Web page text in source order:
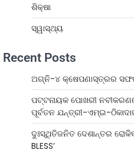
ଶିକ୍ଷା
ସ୍ୱାସ୍ଥ୍ୟ
Recent Posts
ଅଗ୍ନି-୪ କ୍ଷେପଣାସ୍ତ୍ରର
ପଟ୍ଟନାୟକ ପୋଖରୀ
ପୂର୍ବତନ ଯନ୍ତ୍ରୀ-ଏମ୍‌ଇ-
ଦୁଃସ୍ଥିତିଜନିତ ଦେଶାନ୍ତର
BLESS’